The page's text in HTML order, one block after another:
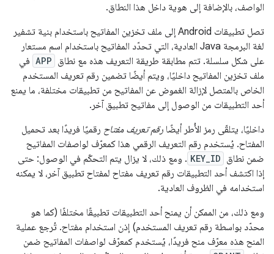
الواصف، بالإضافة إلى هوية داخل هذا النطاق.
تصل تطبيقات Android إلى ملف تخزين المفاتيح باستخدام بنية تشفير
لغة البرمجة Java العادية، التي تحدّد المفاتيح باستخدام اسم مستعار
على شكل سلسلة. تتم مطابقة طريقة التعريف هذه مع نطاق APP في
ملف تخزين المفاتيح داخليًا، ويتم أيضًا تضمين رقم تعريف المستخدم
الخاص بالمتصل لإزالة الغموض عن المفاتيح من تطبيقات مختلفة، ما يمنع
أحد التطبيقات من الوصول إلى مفاتيح تطبيق آخر.
داخليًا، يتلقّى رمز الأُطر أيضًا رقم تعريف مفتاح رقميًا فريدًا بعد تحميل
المفتاح. يُستخدم رقم التعريف الرقمي هذا كمعرّف لواصفات المفاتيح
ضمن نطاق KEY_ID . ومع ذلك، لا يزال يتم التحكّم في الوصول: حتى
إذا اكتشف أحد التطبيقات رقم تعريف مفتاح لمفتاح تطبيق آخر، لا يمكنه
استخدامه في الظروف العادية.
ومع ذلك، من الممكن أن يمنح أحد التطبيقات تطبيقًا مختلفًا (كما هو
محدّد بواسطة رقم تعريف المستخدم) إذن استخدام مفتاح. تُرجع عملية
المنح هذه معرّف منح فريدًا، يُستخدم كمعرّف لواصفات المفاتيح ضمن